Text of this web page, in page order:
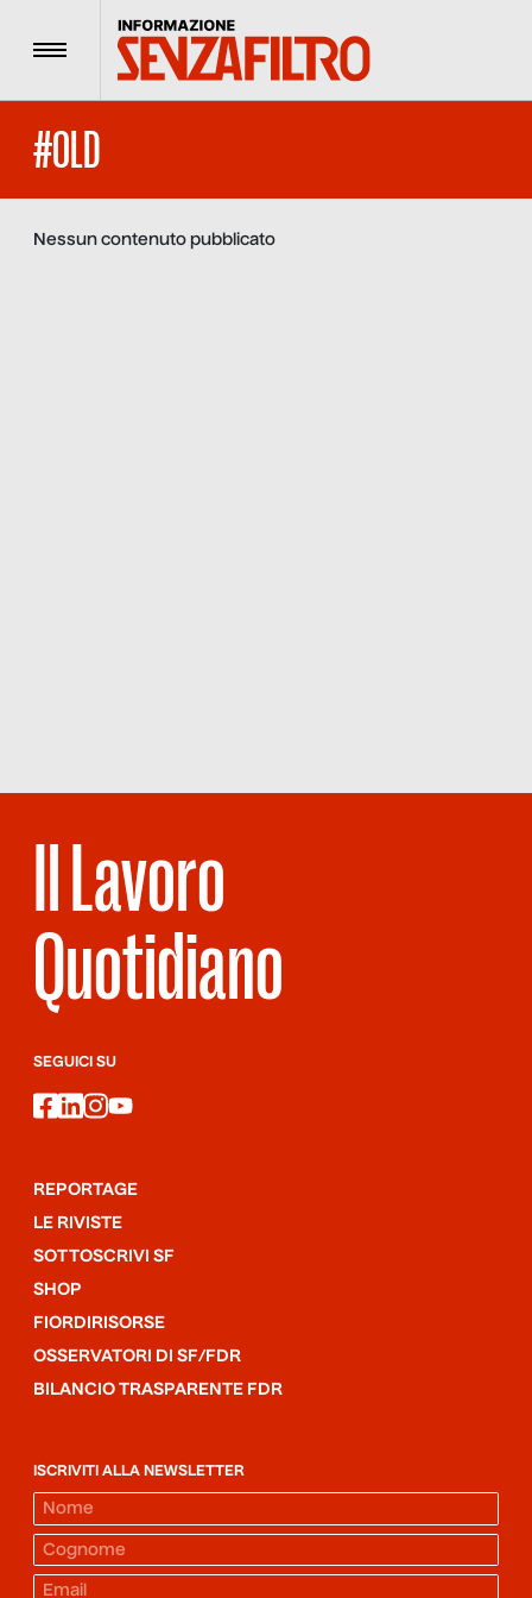
Menu
#OLD
Nessun contenuto pubblicato
Il Lavoro
Quotidiano
SEGUICI SU
facebook
linkedin
instagram
youtube
REPORTAGE
LE RIVISTE
SOTTOSCRIVI SF
SHOP
FIORDIRISORSE
OSSERVATORI DI SF/FDR
BILANCIO TRASPARENTE FDR
ISCRIVITI ALLA NEWSLETTER